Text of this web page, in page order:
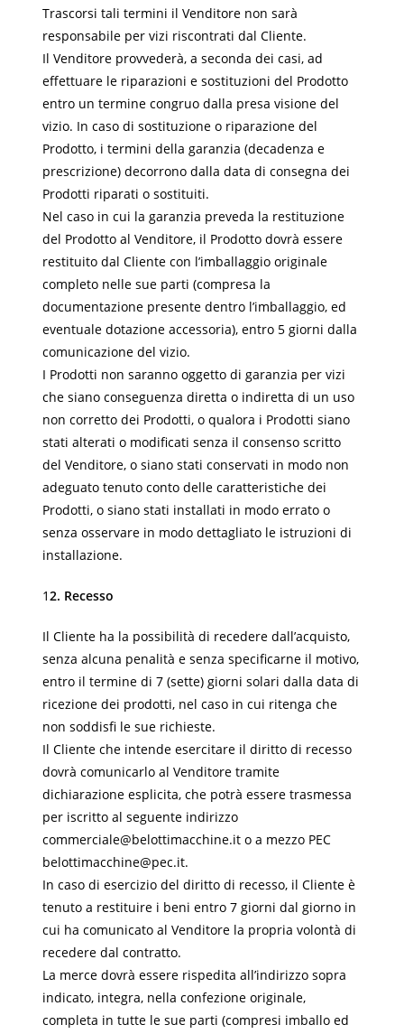
Trascorsi tali termini il Venditore non sarà
responsabile per vizi riscontrati dal Cliente.
Il Venditore provvederà, a seconda dei casi, ad
effettuare le riparazioni e sostituzioni del Prodotto
entro un termine congruo dalla presa visione del
vizio. In caso di sostituzione o riparazione del
Prodotto, i termini della garanzia (decadenza e
prescrizione) decorrono dalla data di consegna dei
Prodotti riparati o sostituiti.
Nel caso in cui la garanzia preveda la restituzione
del Prodotto al Venditore, il Prodotto dovrà essere
restituito dal Cliente con l’imballaggio originale
completo nelle sue parti (compresa la
documentazione presente dentro l’imballaggio, ed
eventuale dotazione accessoria), entro 5 giorni dalla
comunicazione del vizio.
I Prodotti non saranno oggetto di garanzia per vizi
che siano conseguenza diretta o indiretta di un uso
non corretto dei Prodotti, o qualora i Prodotti siano
stati alterati o modificati senza il consenso scritto
del Venditore, o siano stati conservati in modo non
adeguato tenuto conto delle caratteristiche dei
Prodotti, o siano stati installati in modo errato o
senza osservare in modo dettagliato le istruzioni di
installazione.
12. Recesso
Il Cliente ha la possibilità di recedere dall’acquisto,
senza alcuna penalità e senza specificarne il motivo,
entro il termine di 7 (sette) giorni solari dalla data di
ricezione dei prodotti, nel caso in cui ritenga che
non soddisfi le sue richieste.
Il Cliente che intende esercitare il diritto di recesso
dovrà comunicarlo al Venditore tramite
dichiarazione esplicita, che potrà essere trasmessa
per iscritto al seguente indirizzo
commerciale@belottimacchine.it o a mezzo PEC
belottimacchine@pec.it.
In caso di esercizio del diritto di recesso, il Cliente è
tenuto a restituire i beni entro 7 giorni dal giorno in
cui ha comunicato al Venditore la propria volontà di
recedere dal contratto.
La merce dovrà essere rispedita all’indirizzo sopra
indicato, integra, nella confezione originale,
completa in tutte le sue parti (compresi imballo ed